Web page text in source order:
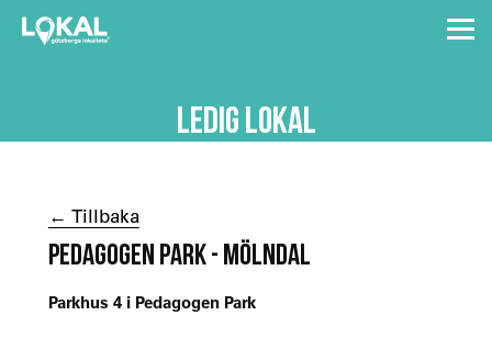
LEDIG LOKAL
← Tillbaka
PEDAGOGEN PARK - MÖLNDAL
Parkhus 4 i Pedagogen Park